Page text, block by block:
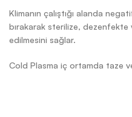
Klimanın çalıştığı alanda
bırakarak sterilize, dezenfekte
edilmesini sağlar.
Cold Plasma iç ortamda taze